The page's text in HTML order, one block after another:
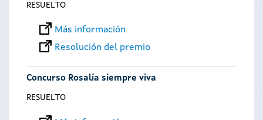
RESUELTO
Más información
Resolución del premio
Concurso Rosalía siempre viva
RESUELTO